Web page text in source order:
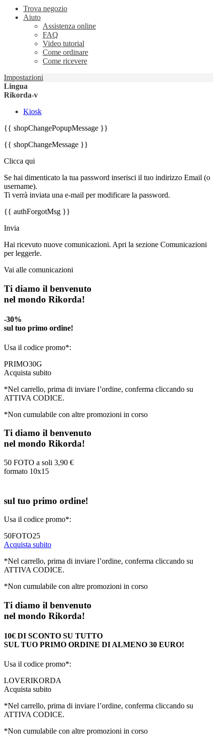
Trova negozio
Aiuto
Assistenza online
FAQ
Video tutorial
Come ordinare
Come ricevere
Impostazioni
Lingua
Rikorda-v
Kiosk
{{ shopChangePopupMessage }}
{{ shopChangeMessage }}
Clicca qui
Se hai dimenticato la tua password inserisci il tuo indirizzo Email (o
username).
Ti verrà inviata una e-mail per modificare la password.
{{ authForgotMsg }}
Invia
Hai ricevuto nuove comunicazioni. Apri la sezione Comunicazioni
per leggerle.
Vai alle comunicazioni
Ti diamo il benvenuto
nel mondo Rikorda!
-30%
sul tuo primo ordine!
Usa il codice promo*:
PRIMO30G
Acquista subito
*Nel carrello, prima di inviare l’ordine, conferma cliccando su
ATTIVA CODICE.
*Non cumulabile con altre promozioni in corso
Ti diamo il benvenuto
nel mondo Rikorda!
50 FOTO a soli 3,90 €
formato 10x15
sul tuo primo ordine!
Usa il codice promo*:
50FOTO25
Acquista subito
*Nel carrello, prima di inviare l’ordine, conferma cliccando su
ATTIVA CODICE.
*Non cumulabile con altre promozioni in corso
Ti diamo il benvenuto
nel mondo Rikorda!
10€ DI SCONTO SU TUTTO
SUL TUO PRIMO ORDINE DI ALMENO 30 EURO!
Usa il codice promo*:
LOVERIKORDA
Acquista subito
*Nel carrello, prima di inviare l’ordine, conferma cliccando su
ATTIVA CODICE.
*Non cumulabile con altre promozioni in corso